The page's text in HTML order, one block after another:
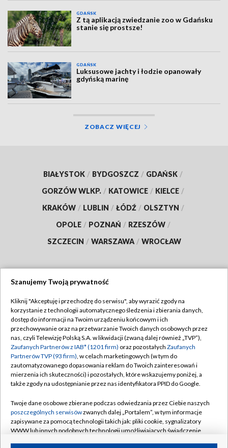
GDAŃSK
Z tą aplikacją zwiedzanie zoo w Gdańsku
stanie się prostsze!
GDAŃSK
Luksusowe jachty i łodzie opanowały
gdyńską marinę
ZOBACZ WIĘCEJ
BIAŁYSTOK / BYDGOSZCZ / GDAŃSK /
GORZÓW WLKP. / KATOWICE / KIELCE /
KRAKÓW / LUBLIN / ŁÓDŹ / OLSZTYN /
OPOLE / POZNAŃ / RZESZÓW /
SZCZECIN / WARSZAWA / WROCŁAW
TVP
Abonament TVP
Emisja w TVP
Centrum informacji TVP
Naziemna Telewizja Cyfrowa
Rada Programowa
System NOS
Informacje o nadawcy
Regulamin TVP
Polityka prywatności
Moje zgody
Pomoc
Kontakt
Kanały
Szanujemy Twoją prywatność
Kliknij "Akceptuję i przechodzę do serwisu", aby wyrazić zgody na
korzystanie z technologii automatycznego śledzenia i zbierania danych,
dostęp do informacji na Twoim urządzeniu końcowym i ich
przechowywanie oraz na przetwarzanie Twoich danych osobowych przez
nas, czyli Telewizję Polską S.A. w likwidacji (zwaną dalej również „TVP”),
Zaufanych Partnerów z IAB* (1201 firm) oraz pozostałych Zaufanych
Partnerów TVP (93 firm), w celach marketingowych (w tym do
zautomatyzowanego dopasowania reklam do Twoich zainteresowań i
mierzenia ich skuteczności) i pozostałych, które wskazujemy poniżej, a
także zgody na udostępnianie przez nas identyfikatora PPID do Google.
Twoje dane osobowe zbierane podczas odwiedzania przez Ciebie naszych
poszczególnych serwisówzwanych dalej „Portalem”, w tym informacje
zapisywane za pomocą technologii takich jak: pliki cookie, sygnalizatory
WWW lub innych podobnych technologii umożliwiających świadczenie